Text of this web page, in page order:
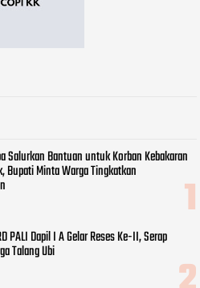
Salurkan Bantuan untuk Korban Kebakaran
Bupati Minta Warga Tingkatkan
PALI Dapil I A Gelar Reses Ke-II, Serap
Talang Ubi